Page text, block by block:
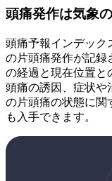
頭痛発作は気象
頭痛予報インデック
の片頭痛発作が記録
の経過と現在位置と
頭痛の誘因、症状や
の片頭痛の状態に関
も入手できます。